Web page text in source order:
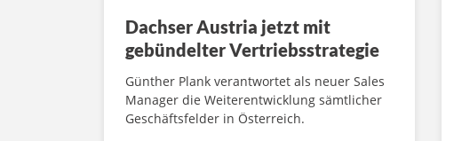
Dachser Austria jetzt mit
gebündelter Vertriebsstrategie
Günther Plank verantwortet als neuer Sales
Manager die Weiterentwicklung sämtlicher
Geschäftsfelder in Österreich.